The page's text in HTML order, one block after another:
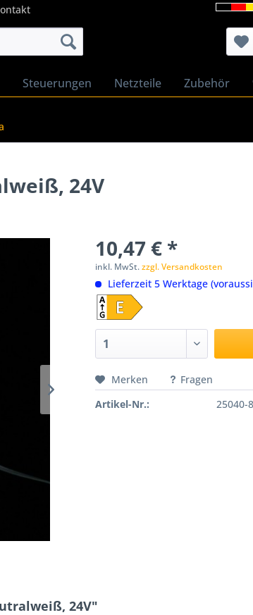
Steuerungen Netzteile Zubehör
24V
10,47 € *
inkl. MwSt.zzgl. Versandkosten
Lieferzeit 5 Werktage
Merken
Fragen
Artikel-Nr.:
25040-
24V"